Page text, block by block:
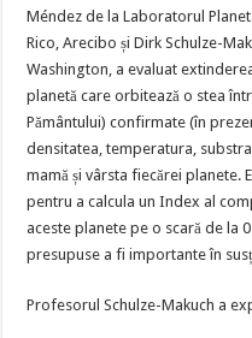
Méndez de la Laboratorul
Rico, Arecibo și Dirk Schulze-
Washington, a evaluat
planetă care orbitează o stea
Pământului) confirmate (în
densitatea, temperatura,
mamă și vârsta fiecărei planete.
pentru a calcula un Index al
aceste planete pe o scară de la
presupuse a fi importante în
Profesorul Schulze-Makuch a